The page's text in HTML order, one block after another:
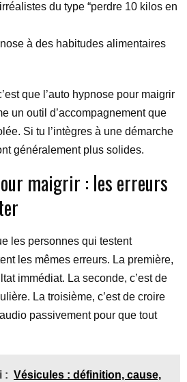
du type “perdre 10 kilos en
à des habitudes alimentaires
que l’auto hypnose pour maigrir
un outil d’accompagnement que
Si tu l’intègres à une démarche
généralement plus solides.
maigrir : les erreurs
les personnes qui testent
les mêmes erreurs. La première,
immédiat. La seconde, c’est de
La troisième, c’est de croire
passivement pour que tout
: Vésicules : définition, cause,